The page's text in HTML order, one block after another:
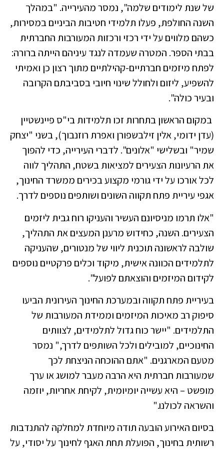
של שנת לימודים שלמה", נמסר מהעירייה. "במהלך
השנה החולפת, פעלו תלמידי חטיבות הביניים במסירות,
כשהם מלווים על ידי רכזי ורכזות המעורבות החברתית
בבתי הספר. המטרה שעמדה לנגד עיניהם הייתה ברורה:
לפתח מיזמים חברתיים-קהילתיים מתוך רצון כן ואמיתי
להשפיע, ליזום ולחולל שינוי חיובי בסביבתם הקרובה
ובעיר כולה".
במקום הראשון בתחרות זכו תלמידות בי"ס פיינשטיין
(עדן ידומי, אלין זילבשפורן ואפרת רוזנבוך), בשני "יצחק
שמיר" ובשלישי "אלונים". לדברי העירייה, כדי להפוך
את הרעיונות הצעירים למציאות בשטח, התהליך לווה
לכל אורכו על ידי גורמי מקצוע בכירים ממשרד החינוך,
אגפי עיריית פתח תקווה השונים ושותפים נוספים לדרך.
"אלו תרמו מניסיונם העשיר והעניקו רוח גבית ליזמים
הצעירים. השנה, כחידוש מרענן המעצים את התהליך,
שולבה לראשונה תוכנית ליווי של מנטורים, שהעניקה
לתלמידים הכוונה אישית, מיקוד וכלים פרקטיים נוספים
לקידום המיזמים והוצאתם לפועל".
בעיריית פתח תקווה ובמערכת החינוך העירונית הביעו
סיפוק רב מאיכות המיזמים וממידת המעורבות של
התלמידים. "יישר כוח גדול לתלמידים, לצוותים
החינוכיים, למובילים ולכל השותפים לדרך," נמסר
מטעם המארגנים. "אתם ההוכחה הניצחת לכך
שמעורבות חברתית היא הרבה מעבר למושג או ערך
מופשט – היא עשייה יומיומית, לקיחת אחריות, יוזמה
והשראה לכולנו."
בסיום האירוע הובעה תודה מיוחדת למחלקה להתנדבות
רשותית בחינוך, הפועלת תחת האגף לחינוך על יסודי, על